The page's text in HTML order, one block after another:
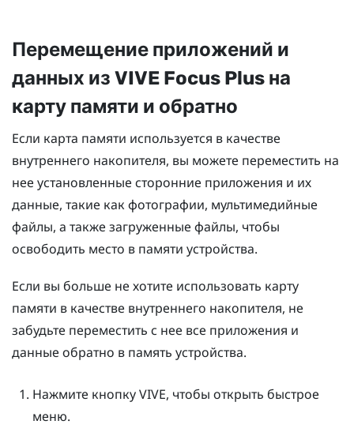
Перемещение приложений и
данных из VIVE Focus Plus на
карту памяти и обратно
Если карта памяти используется в качестве
внутреннего накопителя, вы можете переместить на
нее установленные сторонние приложения и их
данные, такие как фотографии, мультимедийные
файлы, а также загруженные файлы, чтобы
освободить место в памяти устройства.
Если вы больше не хотите использовать карту
памяти в качестве внутреннего накопителя, не
забудьте переместить с нее все приложения и
данные обратно в память устройства.
Нажмите кнопкуVIVE, чтобы открыть быстрое
меню.